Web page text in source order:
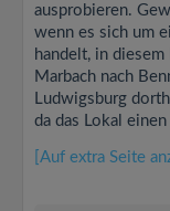
ausprobieren.
wenn es sich um
handelt, in
Marbach nach
Ludwigsburg
da das Lokal
[Auf extra Seite